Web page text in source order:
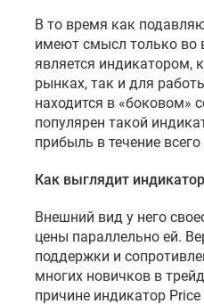
В то время как
имеют смысл только во
является индикатором,
рынках, так и для
находится в «боковом»
популярен такой
прибыль в течение
Как выглядит
Внешний вид у него
цены параллельно ей.
поддержки и
многих новичков в
причине индикатор